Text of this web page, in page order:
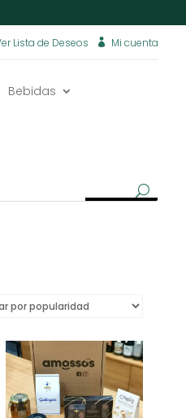
 Mi cuenta
Lista de Deseos
Bebidas